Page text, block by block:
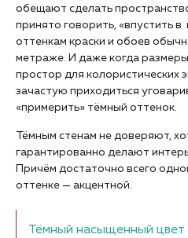
обещают сделать
принято говорить, «впустить в
оттенкам краски и обоев
метраже. И даже когда
простор для колористических
зачастую приходиться
«примерить» тёмный оттенок.
Тёмным стенам не доверяют,
гарантированно делают
Причём достаточно всего
оттенке — акцентной.
Тёмный насыщенный цвет